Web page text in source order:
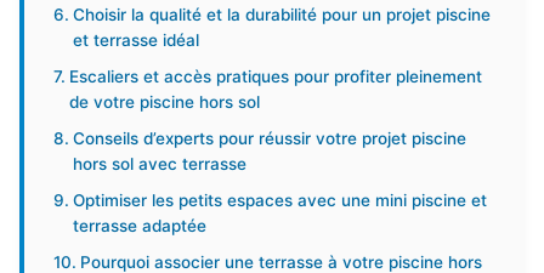
Choisir la qualité et la durabilité pour un projet piscine
et terrasse idéal
Escaliers et accès pratiques pour profiter pleinement
de votre piscine hors sol
Conseils d’experts pour réussir votre projet piscine
hors sol avec terrasse
Optimiser les petits espaces avec une mini piscine et
terrasse adaptée
Pourquoi associer une terrasse à votre piscine hors